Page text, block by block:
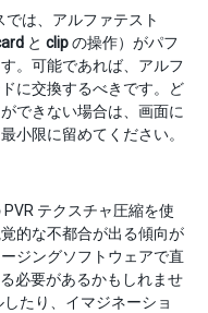
では、アルファテスト
と clipの操作）がパフ
。可能であれば、アルフ
に交換するべきです。ど
できない場合は、画面に
小限に留めてください。
テクスチャ圧縮を使
的な不都合が出る傾向が
ジングソフトウェアで直
必要があるかもしれませ
たり、イマジネーショ